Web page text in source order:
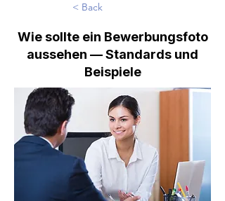
< Back
Wie sollte ein Bewerbungsfoto
aussehen — Standards und
Beispiele